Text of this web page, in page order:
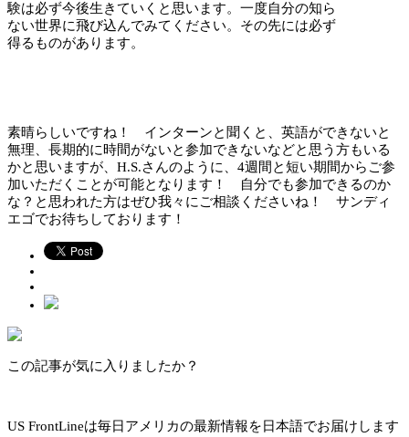
験は必ず今後生きていくと思います。一度自分の知ら
ない世界に飛び込んでみてください。その先には必ず
得るものがあります。
素晴らしいですね！ インターンと聞くと、英語ができないと
無理、長期的に時間がないと参加できないなどと思う方もいる
かと思いますが、H.S.さんのように、4週間と短い期間からご参
加いただくことが可能となります！ 自分でも参加できるのか
な？と思われた方はぜひ我々にご相談くださいね！ サンディ
エゴでお待ちしております！
この記事が気に入りましたか？
US FrontLineは毎日アメリカの最新情報を日本語でお届けします